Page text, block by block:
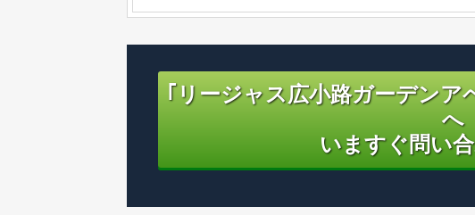
｢リージャス広小路ガーデン
へ
いますぐ問い